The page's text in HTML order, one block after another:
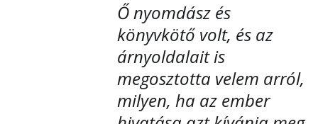
Ő nyomdász és
könyvkötő volt, és az
árnyoldalait is
megosztotta velem arról,
milyen, ha az ember